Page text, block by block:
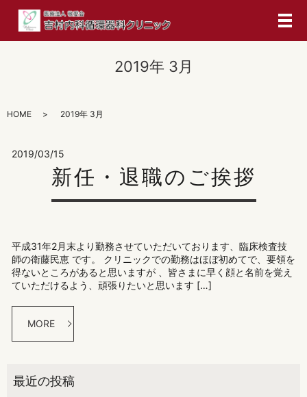
メ
2019年 3月
HOME 2019年 3月
2019/03/15
新任・退職のご挨拶
平成31年2月末より勤務させていただいております、臨床検査技
師の衛藤民恵 です。 クリニックでの勤務はほぼ初めてで、要領を
得ないところがあると思いますが 、皆さまに早く顔と名前を覚え
ていただけるよう、頑張りたいと思います […]
MORE